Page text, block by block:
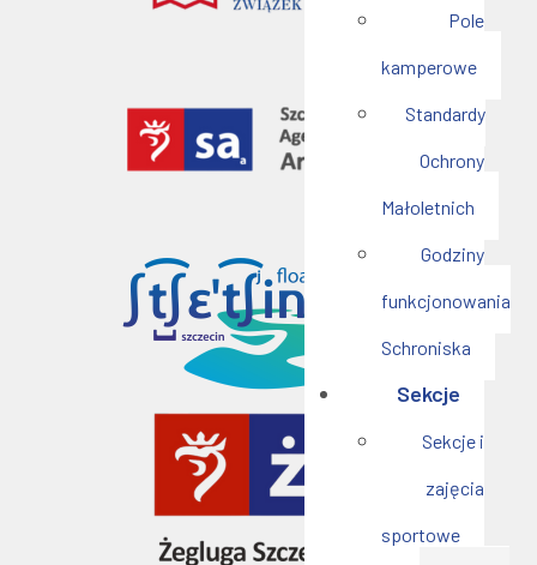
Pole
kamperowe
Standardy
Ochrony
Małoletnich
Godziny
funkcjonowania
Schroniska
Sekcje
Sekcje i
zajęcia
sportowe